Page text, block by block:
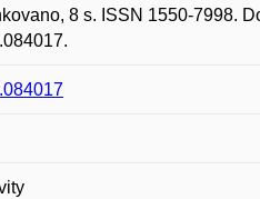
8 s. ISSN 1550-7998.